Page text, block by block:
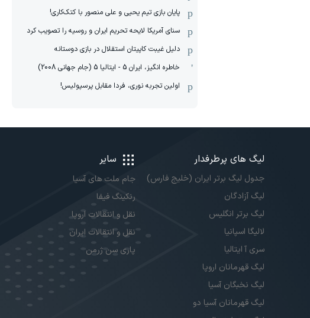
پایان بازی تیم یحیی و علی منصور با کتک‌کاری!
سنای آمریکا لایحه تحریم ایران و روسیه را تصویب کرد
دلیل غیبت کاپیتان استقلال در بازی دوستانه
خاطره انگیز، ایران 5 - ایتالیا 5 (جام جهانی 2008)
اولین تجربه نوری، فردا مقابل پرسپولیس!
لیگ های پرطرفدار
جدول لیگ برتر ایران (خلیج فارس)
لیگ آزادگان
لیگ برتر انگلیس
لالیگا اسپانیا
سری آ ایتالیا
لیگ قهرمانان اروپا
لیگ نخبگان آسیا
لیگ قهرمانان آسیا دو
سایر
جام ملت های آسیا
رنکینگ فیفا
نقل و انتقالات اروپا
نقل و انتقالات ایران
پاری سن ژرمن